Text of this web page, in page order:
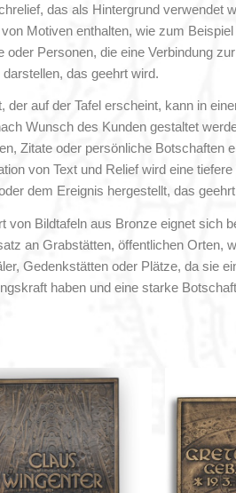
das als Hintergrund verwendet
Motiven enthalten, wie zum
oder Personen, die eine Verbindung
darstellen, das geehrt wird.
der auf der Tafel erscheint, kann in
Wunsch des Kunden gestaltet
Zitate oder persönliche Botschaften
von Text und Relief wird eine
dem Ereignis hergestellt, das
von Bildtafeln aus Bronze eignet sich
an Grabstätten, öffentlichen Orten,
Gedenkstätten oder Plätze, da sie
haben und eine starke